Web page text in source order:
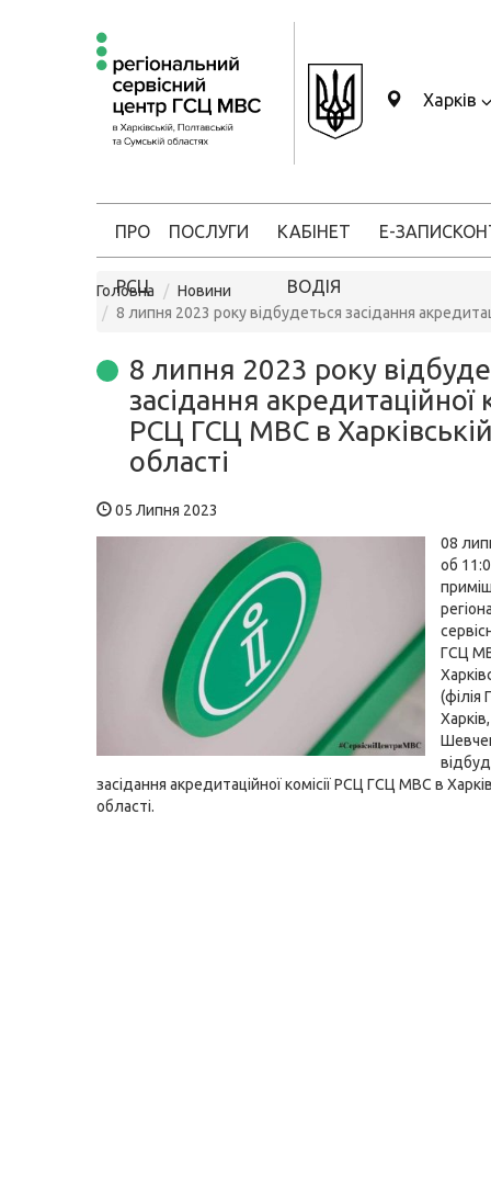
Харків
ПРО
РСЦ
ПОСЛУГИ КАБІНЕТ
ВОДІЯ
Е-ЗАПИС
Головна
Новини
8 липня 2023 року відбудеться засідання
8 липня 2023 року
засідання акредитаційної
РСЦ ГСЦ МВС в
області
05 Липня 2023
08
об
ГСЦ
засідання акредитаційної комісії РСЦ ГСЦ МВС в
області.